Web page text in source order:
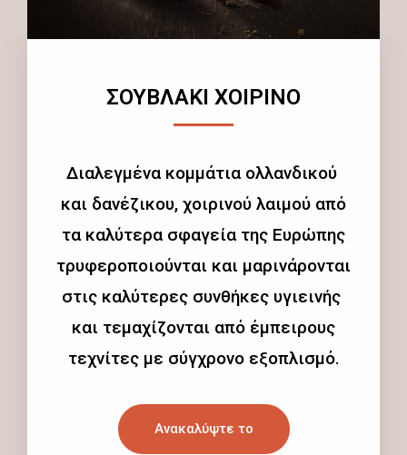
ΣΟΥΒΛΑΚΙ ΧΟΙΡΙΝΟ
Διαλεγμένα κομμάτια ολλανδικού
και δανέζικου, χοιρινού λαιμού από
τα καλύτερα σφαγεία της Ευρώπης
τρυφεροποιούνται και μαρινάρονται
στις καλύτερες συνθήκες υγιεινής
και τεμαχίζονται από έμπειρους
τεχνίτες με σύγχρονο εξοπλισμό.
Ανακαλύψτε το